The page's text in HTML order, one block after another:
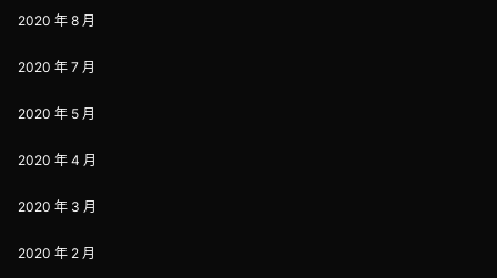
2020 年 8 月
2020 年 7 月
2020 年 5 月
2020 年 4 月
2020 年 3 月
2020 年 2 月